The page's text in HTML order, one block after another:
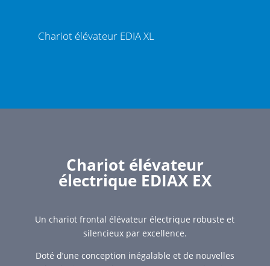
Chariot élévateur EDIA XL
Chariot élévateur
électrique EDIAX EX
Un chariot frontal élévateur électrique robuste et
silencieux par excellence.
Doté d’une conception inégalable et de nouvelles